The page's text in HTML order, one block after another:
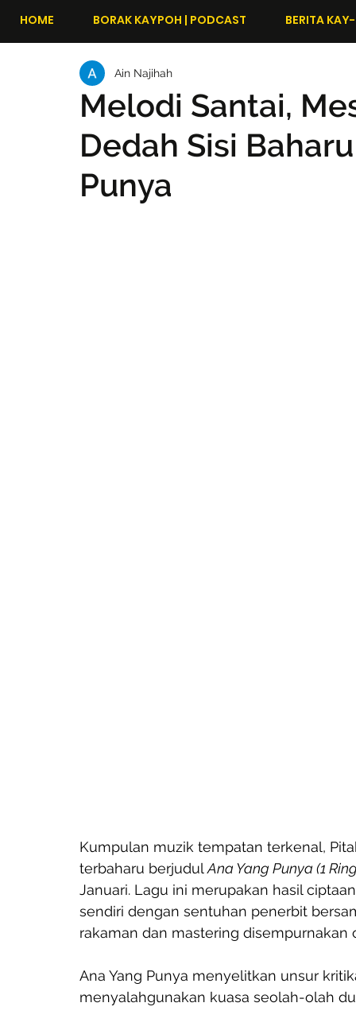
HOME BORAK KAYPOH | PODCAST BERITA
Melodi Santai,
Dedah Sisi
Punya
Ain Najihah
Kumpulan muzik tempatan terkenal,
terbaharu berjudul Ana Yang Punya (1
Januari. Lagu ini merupakan hasil
sendiri dengan sentuhan penerbit
rakaman dan mastering disempurnakan
Ana Yang Punya menyelitkan unsur
menyalahgunakan kuasa seolah-olah